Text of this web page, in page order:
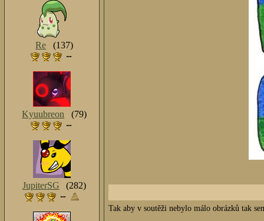
Tak aby v soutěži nebylo málo obrázků tak
Re (137)
Kyuubreon (79)
JupiterSG (282)